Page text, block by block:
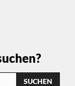
SUCHEN